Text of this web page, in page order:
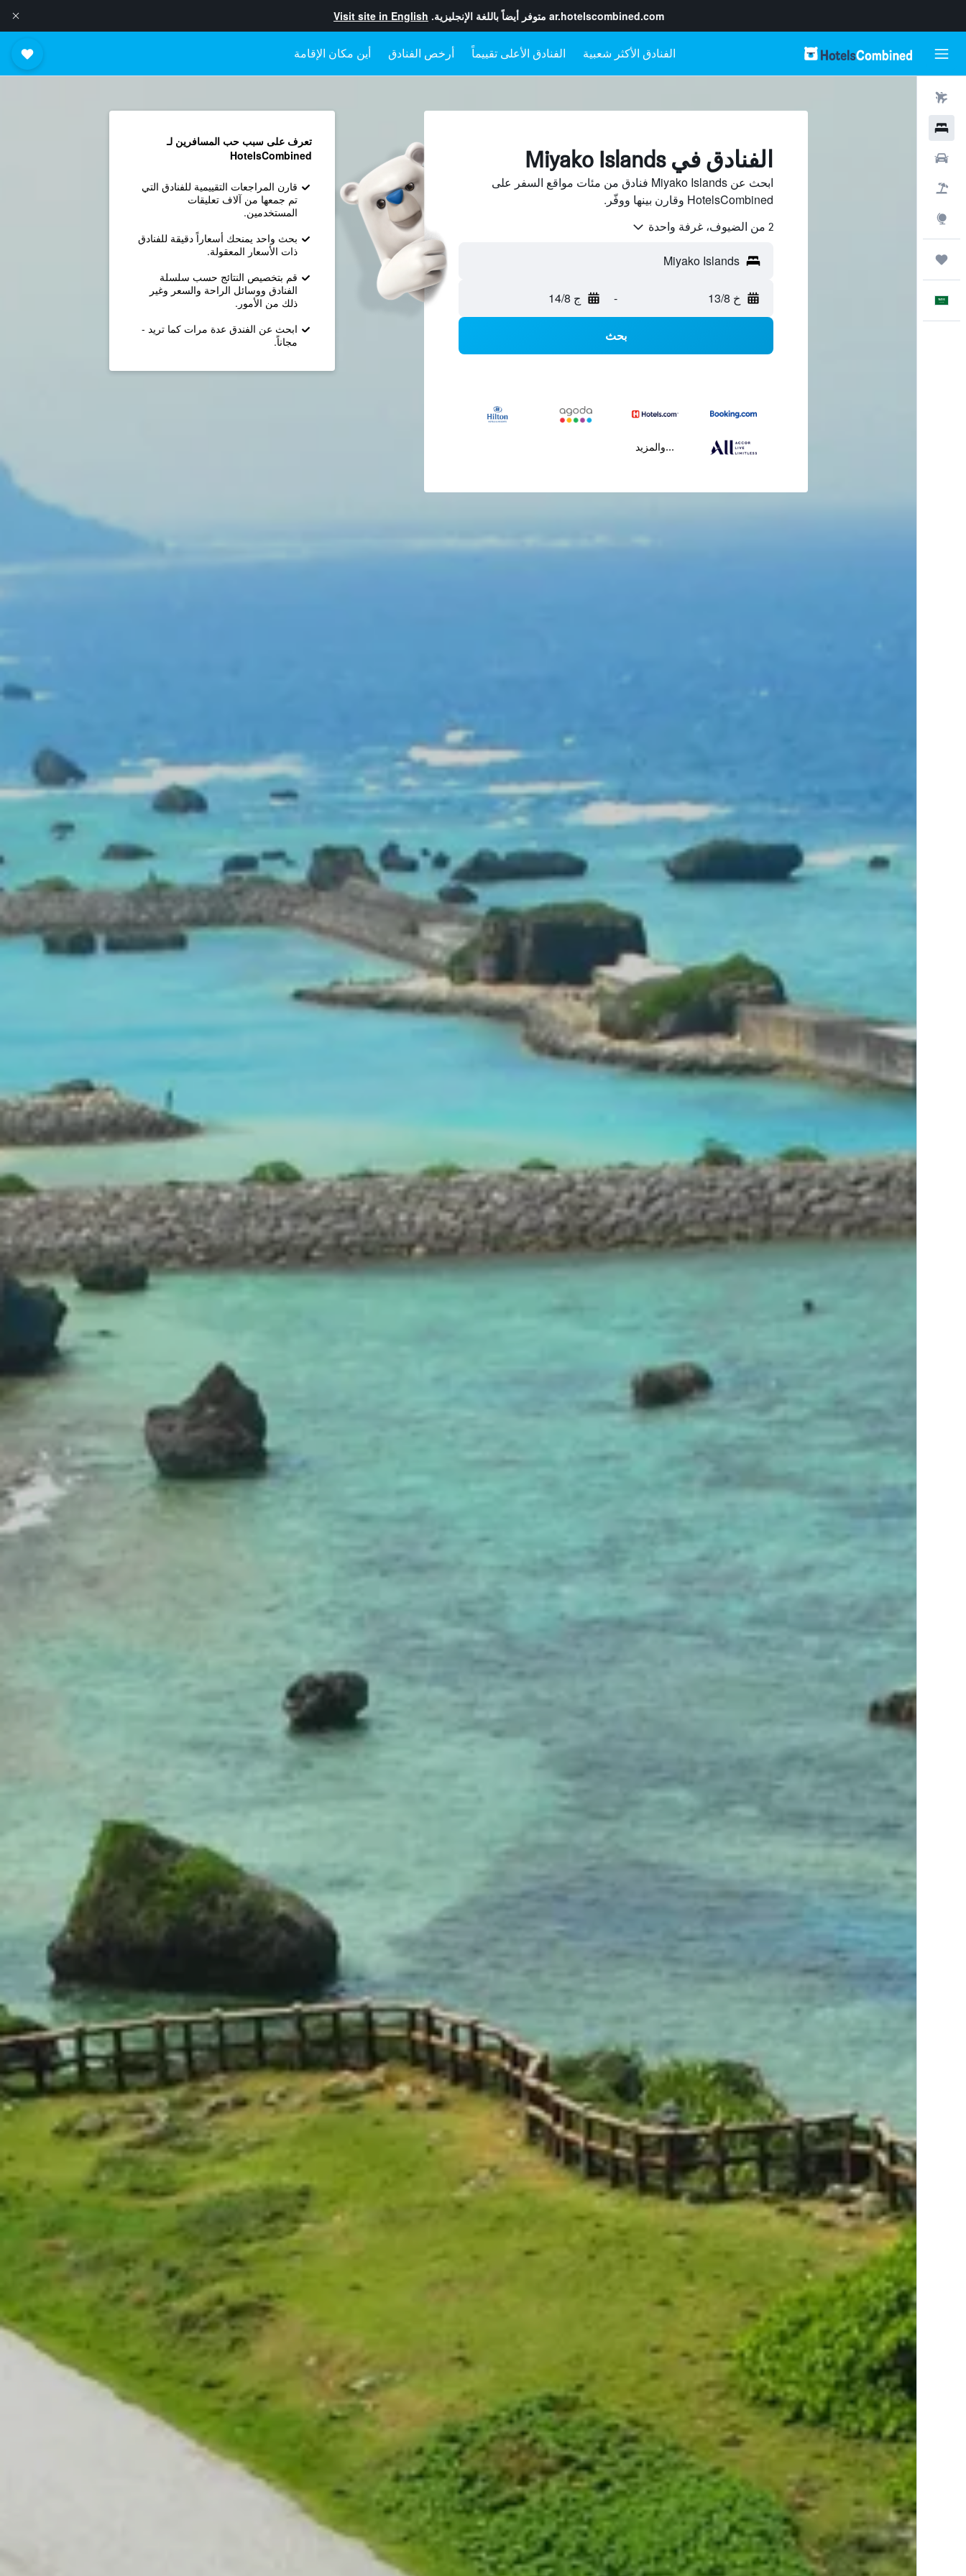
ar.hotelscombined.com متوفر أيضاً باللغة الإنجليزية. Visit site in English
الفنادق الأعلى تقييماً أرخص الفنادق أين مكان الإقامة
الفنادق في Miyako Islands
ابحث عن Miyako Islands فنادق من مئات مواقع السفر على
HotelsCombined وقارن بينها ووفّر.
2 من الضيوف، غرفة واحدة
خ 13/8 - ج 14/8
بحث
...والمزيد
تعرف على سبب حب المسافرين لـ
HotelsCombined
قارن المراجعات التقييمية للفنادق التي
تم جمعها من آلاف تعليقات
المستخدمين.
بحث واحد يمنحك أسعاراً دقيقة للفنادق
ذات الأسعار المعقولة.
قم بتخصيص النتائج حسب سلسلة
الفنادق ووسائل الراحة والسعر وغير
ذلك من الأمور.
ابحث عن الفندق عدة مرات كما تريد -
مجاناً.